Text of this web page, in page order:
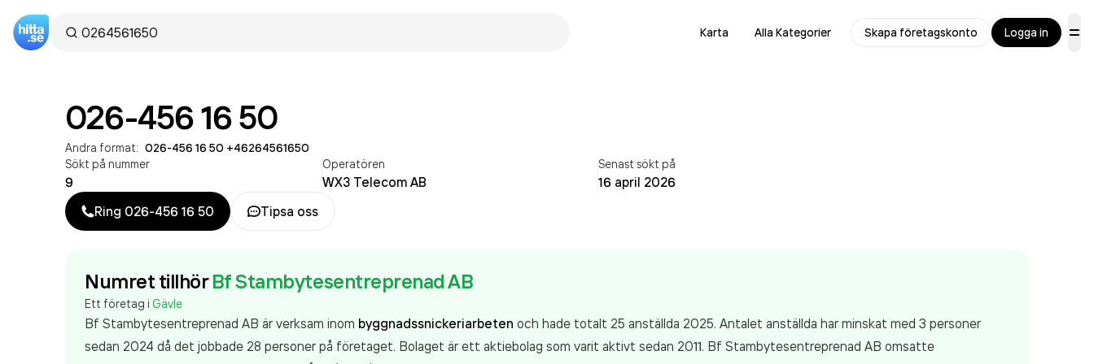
Karta Alla Kategorier Skapa företagskonto Logga in
026-456 16 50
Andra format: 026-456 16 50 +46264561650
Sökt på nummer
9
Operatören
WX3 Telecom AB
Senast sökt på
16 april 2026
Ring 026-456 16 50 Tipsa oss
Numret tillhör Bf Stambytesentreprenad AB
Ett företag i Gävle
Bf Stambytesentreprenad AB är verksam inom byggnadssnickeriarbeten och hade totalt 25 anställda 2025. Antalet anställda har minskat med 3 personer
sedan 2024 då det jobbade 28 personer på företaget. Bolaget är ett aktiebolag som varit aktivt sedan 2011. Bf Stambytesentreprenad AB omsatte